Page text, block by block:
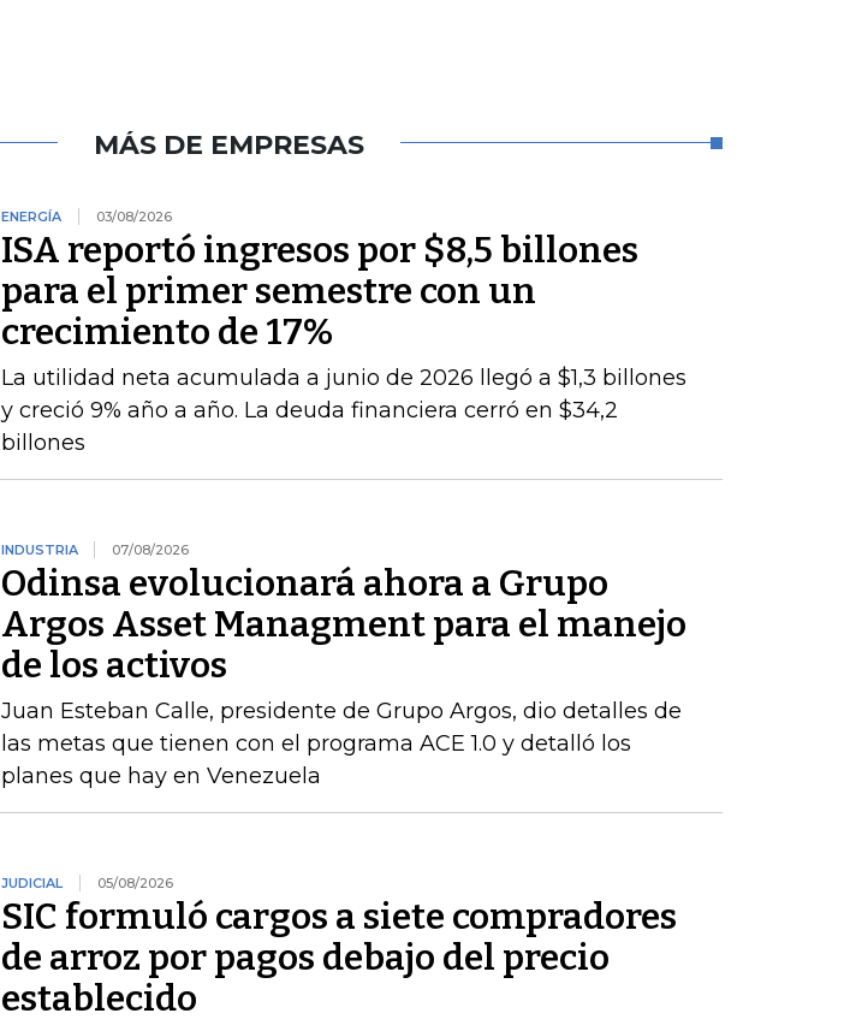
MÁS DE EMPRESAS
ENERGÍA 03/08/2026
ISA reportó ingresos por $8,5 billones
para el primer semestre con un
crecimiento de 17%
La utilidad neta acumulada a junio de 2026 llegó a $1,3 billones
y creció 9% año a año. La deuda financiera cerró en $34,2
billones
INDUSTRIA 07/08/2026
Odinsa evolucionará ahora a Grupo
Argos Asset Managment para el manejo
de los activos
Juan Esteban Calle, presidente de Grupo Argos, dio detalles de
las metas que tienen con el programa ACE 1.0 y detalló los
planes que hay en Venezuela
JUDICIAL 05/08/2026
SIC formuló cargos a siete compradores
de arroz por pagos debajo del precio
establecido